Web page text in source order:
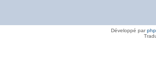
Développé par